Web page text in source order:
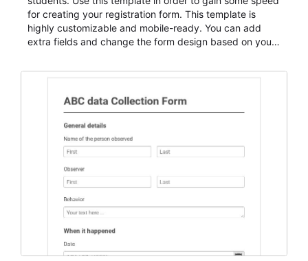
for creating your registration form. This template is
highly customizable and mobile-ready. You can add
extra fields and change the form design based on your